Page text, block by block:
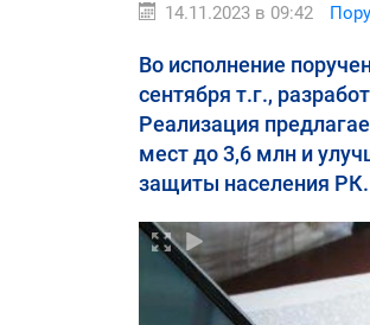
14.11.2023 в 09:42
Во исполнение
сентября т.г.,
Реализация
мест до 3,6 млн и
защиты населения РК.